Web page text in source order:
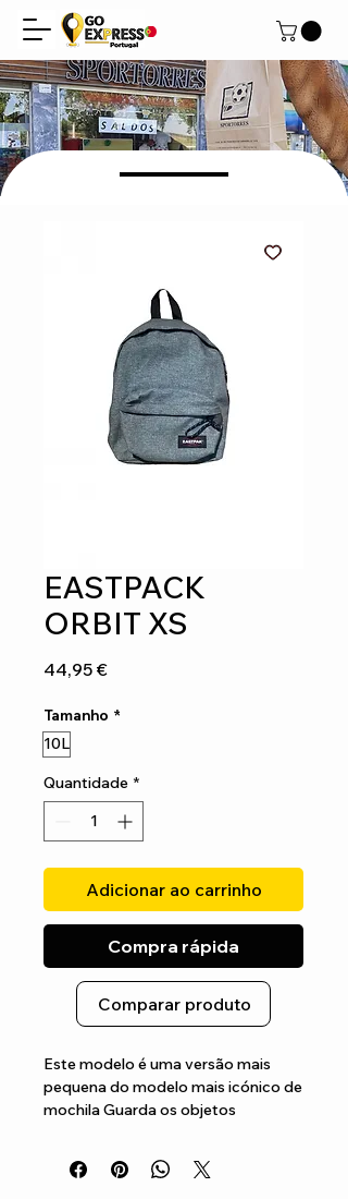
EASTPACK
ORBIT XS
44,95 €Preço
Tamanho *
10L
Quantidade *
Adicionar ao carrinho
Compra rápida
Comparar produto
Este modelo é uma versão mais
pequena do modelo mais icónico de
mochila Guarda os objetos
principal compacto e no bolso
frontal com fecho Possui as costas